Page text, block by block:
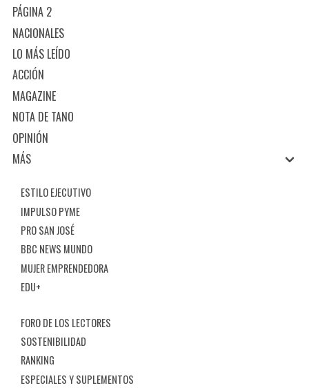
PÁGINA 2
NACIONALES
LO MÁS LEÍDO
ACCIÓN
MAGAZINE
NOTA DE TANO
OPINIÓN
MÁS
ESTILO EJECUTIVO
IMPULSO PYME
PRO SAN JOSÉ
BBC NEWS MUNDO
MUJER EMPRENDEDORA
EDU+
FORO DE LOS LECTORES
SOSTENIBILIDAD
RANKING
ESPECIALES Y SUPLEMENTOS